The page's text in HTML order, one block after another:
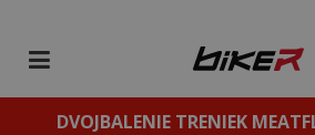
DVOJBALENIE TRENIEK